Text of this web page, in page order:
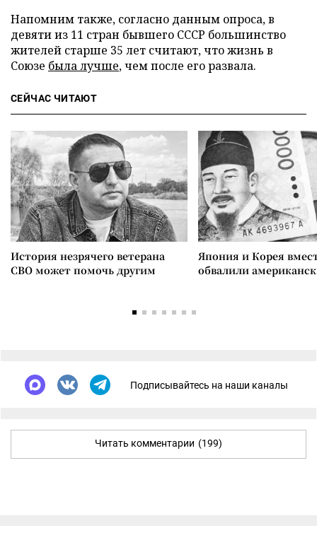
Напомним также, согласно данным опроса, в
девяти из 11 стран бывшего СССР большинство
жителей старше 35 лет считают, что жизнь в
Союзе была лучше, чем после его развала.
СЕЙЧАС ЧИТАЮТ
История незрячего ветерана
СВО может помочь другим
Япония и Корея
обвалили
Подписывайтесь на наши каналы
Читать комментарии (199)